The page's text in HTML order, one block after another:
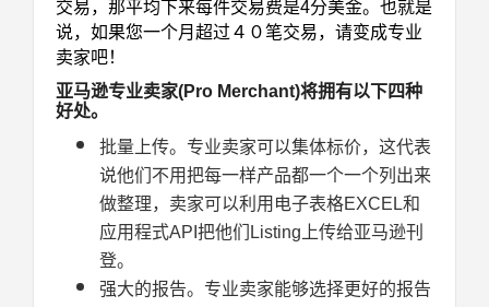
交易，那平均下来每件交易费是4分美金。也就是
说，如果您一个月超过４０笔交易，请变成专业
卖家吧！
亚马逊专业卖家(Pro Merchant)将拥有以下四种
好处。
批量上传。专业卖家可以集体标价，这代表
说他们不用把每一样产品都一个一个列出来
做整理，卖家可以利用电子表格EXCEL和
应用程式API把他们Listing上传给亚马逊刊
登。
强大的报告。专业卖家能够选择更好的报告